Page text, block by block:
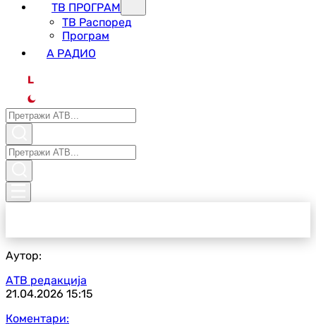
ТВ ПРОГРАМ
ТВ Распоред
Програм
А РАДИО
L
Аутор:
АТВ редакција
21.04.2026 15:15
Коментари: